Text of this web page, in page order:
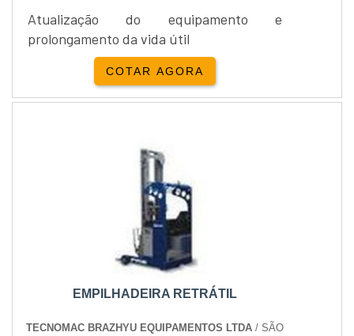
Atualização do equipamento e
prolongamento da vida útil
COTAR AGORA
EMPILHADEIRA RETRÁTIL
TECNOMAC BRAZHYU EQUIPAMENTOS LTDA / SÃO